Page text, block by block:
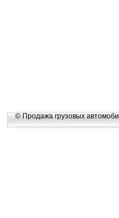
© Продажа грузовых